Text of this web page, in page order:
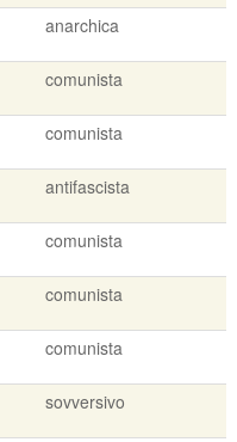
anarchica
comunista
comunista
antifascista
comunista
comunista
comunista
sovversivo